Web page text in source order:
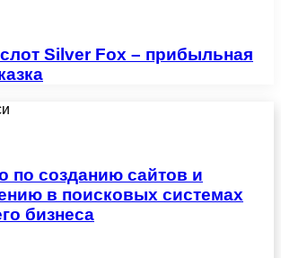
Silver Fox – прибыльная
по созданию сайтов и
в поисковых системах
бизнеса